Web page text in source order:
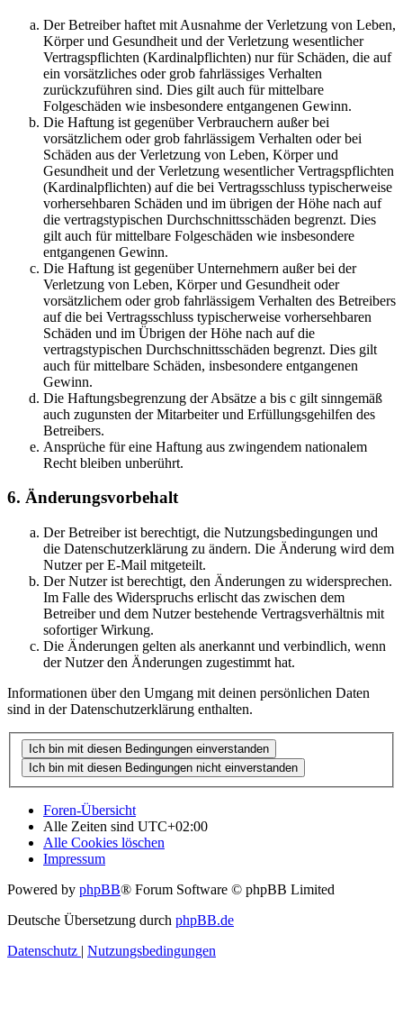
Der Betreiber haftet mit Ausnahme der Verletzung von Leben,
Körper und Gesundheit und der Verletzung wesentlicher
Vertragspflichten (Kardinalpflichten) nur für Schäden, die auf
ein vorsätzliches oder grob fahrlässiges Verhalten
zurückzuführen sind. Dies gilt auch für mittelbare
Folgeschäden wie insbesondere entgangenen Gewinn.
Die Haftung ist gegenüber Verbrauchern außer bei
vorsätzlichem oder grob fahrlässigem Verhalten oder bei
Schäden aus der Verletzung von Leben, Körper und
Gesundheit und der Verletzung wesentlicher Vertragspflichten
(Kardinalpflichten) auf die bei Vertragsschluss typischerweise
vorhersehbaren Schäden und im übrigen der Höhe nach auf
die vertragstypischen Durchschnittsschäden begrenzt. Dies
gilt auch für mittelbare Folgeschäden wie insbesondere
entgangenen Gewinn.
Die Haftung ist gegenüber Unternehmern außer bei der
Verletzung von Leben, Körper und Gesundheit oder
vorsätzlichem oder grob fahrlässigem Verhalten des Betreibers
auf die bei Vertragsschluss typischerweise vorhersehbaren
Schäden und im Übrigen der Höhe nach auf die
vertragstypischen Durchschnittsschäden begrenzt. Dies gilt
auch für mittelbare Schäden, insbesondere entgangenen
Gewinn.
Die Haftungsbegrenzung der Absätze a bis c gilt sinngemäß
auch zugunsten der Mitarbeiter und Erfüllungsgehilfen des
Betreibers.
Ansprüche für eine Haftung aus zwingendem nationalem
Recht bleiben unberührt.
6. Änderungsvorbehalt
Der Betreiber ist berechtigt, die Nutzungsbedingungen und
die Datenschutzerklärung zu ändern. Die Änderung wird dem
Nutzer per E-Mail mitgeteilt.
Der Nutzer ist berechtigt, den Änderungen zu widersprechen.
Im Falle des Widerspruchs erlischt das zwischen dem
Betreiber und dem Nutzer bestehende Vertragsverhältnis mit
sofortiger Wirkung.
Die Änderungen gelten als anerkannt und verbindlich, wenn
der Nutzer den Änderungen zugestimmt hat.
Informationen über den Umgang mit deinen persönlichen Daten
sind in der Datenschutzerklärung enthalten.
Foren-Übersicht
Alle Zeiten sind UTC+02:00
Alle Cookies löschen
Impressum
Powered by phpBB® Forum Software © phpBB Limited
Deutsche Übersetzung durch phpBB.de
Datenschutz | Nutzungsbedingungen